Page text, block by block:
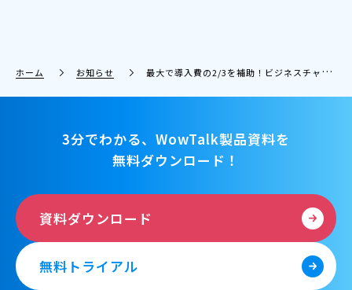
ホーム お知らせ 最大で導入費の2/3を補助！ビジネスチャット「WowTalk」「WowDesk」が経済産業省「IT導入補助金2021」の対象に認定
3分でわかる、WowTalk製品資料を
無料ダウンロード！
資料ダウンロード
無料トライアル